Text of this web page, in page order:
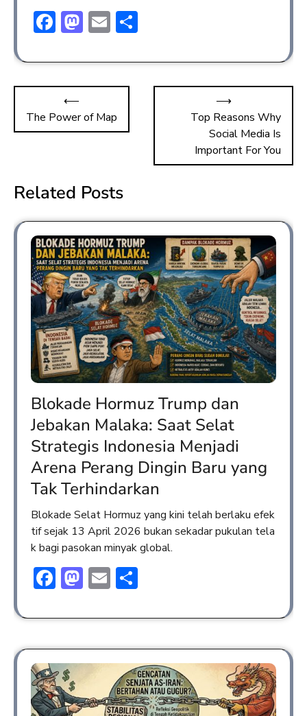
F
e
b
o
ok
M
st
o
d
o
E
ai
l
ar
⟵
The Power of Map
Top Reasons Why
Social Media Is
Important For You
⟶
Related Posts
Blokade Hormuz Trump dan
Jebakan Malaka: Saat Selat
Strategis Indonesia Menjadi
Arena Perang Dingin Baru yang
Tak Terhindarkan
Blokade Selat Hormuz yang kini telah berlaku efek
tif sejak 13 April 2026 bukan sekadar pukulan tela
k bagi pasokan minyak global.
Facebook
Mastodon
Email